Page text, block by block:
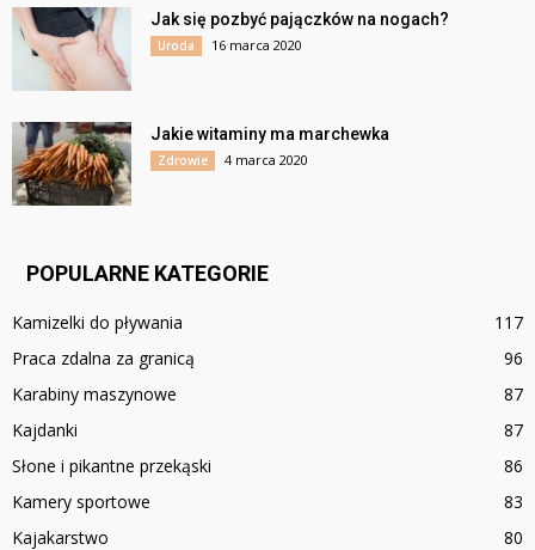
Jak się pozbyć pajączków na nogach?
Uroda 16 marca 2020
Jakie witaminy ma marchewka
Zdrowie 4 marca 2020
POPULARNE KATEGORIE
Kamizelki do pływania
117
Praca zdalna za granicą
96
Karabiny maszynowe
87
Kajdanki
87
Słone i pikantne przekąski
86
Kamery sportowe
83
Kajakarstwo
80